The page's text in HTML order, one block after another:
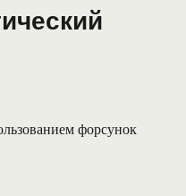
форсунок